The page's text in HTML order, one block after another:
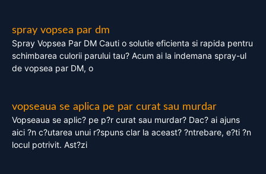
spray vopsea par dm
Spray Vopsea Par DM Cauti o solutie eficienta si rapida pentru
schimbarea culorii parului tau? Acum ai la indemana spray-ul
de vopsea par DM, o
vopseaua se aplica pe par curat sau murdar
Vopseaua se aplic? pe p?r curat sau murdar? Dac? ai ajuns
aici ?n c?utarea unui r?spuns clar la aceast? ?ntrebare, e?ti ?n
locul potrivit. Ast?zi